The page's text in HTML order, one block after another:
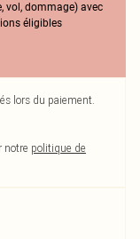
vol, dommage) avec
éligibles
lors du paiement.
notre politique de